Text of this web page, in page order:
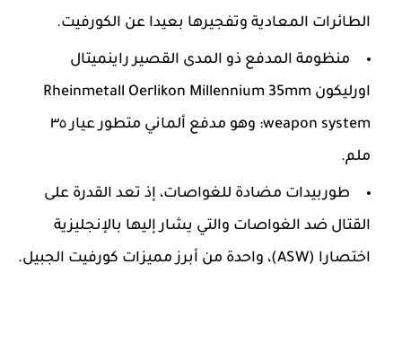
الطائرات المعادية وتفجيرها بعيدا عن الكورفيت.
منظومة المدفع ذو المدى القصير راينميتال
اورليكون Rheinmetall Oerlikon Millennium 35mm
weapon system: وهو مدفع ألماني متطور عيار ٣٥
ملم.
طوربيدات مضادة للغواصات، إذ تعد القدرة على
القتال ضد الغواصات والتي يشار إليها بالإنجليزية
اختصارا (ASW)، واحدة من أبرز مميزات كورفيت الجبيل.